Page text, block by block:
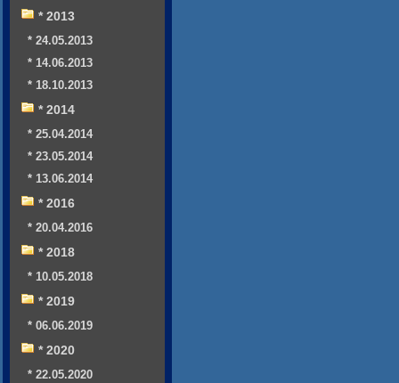
* 2013
* 24.05.2013
* 14.06.2013
* 18.10.2013
* 2014
* 25.04.2014
* 23.05.2014
* 13.06.2014
* 2016
* 20.04.2016
* 2018
* 10.05.2018
* 2019
* 06.06.2019
* 2020
* 22.05.2020